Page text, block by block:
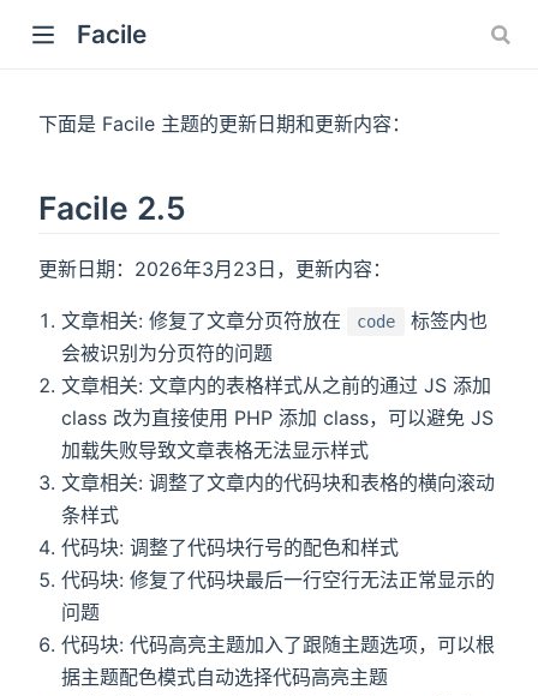
Facile
下面是 Facile 主题的更新日期和更新内容：
Facile 2.5
更新日期：2026年3月23日，更新内容：
文章相关: 修复了文章分页符放在 code
标签内也
会被识别为分页符的问题
文章相关: 文章内的表格样式从之前的通过 JS 添加
class 改为直接使用 PHP 添加 class，可以避免 JS
加载失败导致文章表格无法显示样式
文章相关: 调整了文章内的代码块和表格的横向滚动
条样式
代码块: 调整了代码块行号的配色和样式
代码块: 修复了代码块最后一行空行无法正常显示的
问题
代码块: 代码高亮主题加入了跟随主题选项，可以根
据主题配色模式自动选择代码高亮主题